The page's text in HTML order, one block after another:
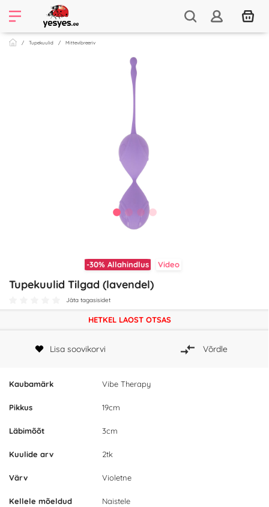
Tupekuulid Mittevibreeriv
-30% Allahindlus Video
Tupekuulid Tilgad (lavendel)
Jäta tagasisidet
Kaubamärk Vibe Therapy
Pikkus 19cm
Läbimõõt 3cm
Kuulide arv 2tk
Värv Violetne
Kellele mõeldud Naistele
HETKEL LAOST OTSAS
Lisa soovikorvi Võrdle